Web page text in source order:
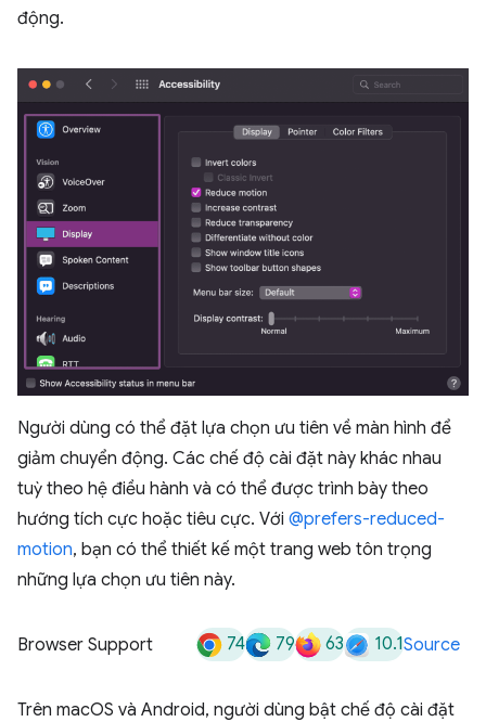
động.
Người dùng có thể đặt lựa chọn ưu tiên về màn hình để
giảm chuyển động. Các chế độ cài đặt này khác nhau
tuỳ theo hệ điều hành và có thể được trình bày theo
hướng tích cực hoặc tiêu cực. Với @prefers-reduced-
motion, bạn có thể thiết kế một trang web tôn trọng
những lựa chọn ưu tiên này.
Browser Support 74 79 63 10.1Source
Trên macOS và Android, người dùng bật chế độ cài đặt